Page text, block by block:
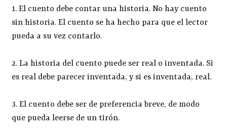
1. El cuento debe contar una historia. No hay cuento
sin historia. El cuento se ha hecho para que el lector
pueda a su vez contarlo.
2. La historia del cuento puede ser real o inventada. Si
es real debe parecer inventada, y si es inventada, real.
3. El cuento debe ser de preferencia breve, de modo
que pueda leerse de un tirón.